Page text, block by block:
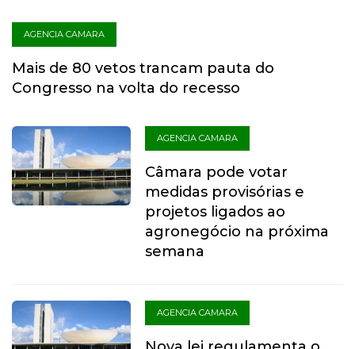
AGENCIA CAMARA
Mais de 80 vetos trancam pauta do
Congresso na volta do recesso
AGENCIA CAMARA
Câmara pode votar
medidas provisórias e
projetos ligados ao
agronegócio na próxima
semana
AGENCIA CAMARA